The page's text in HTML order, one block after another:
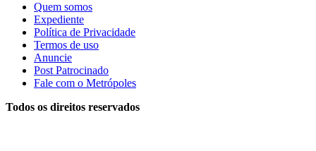
Quem somos
Expediente
Política de Privacidade
Termos de uso
Anuncie
Post Patrocinado
Fale com o Metrópoles
Todos os direitos reservados